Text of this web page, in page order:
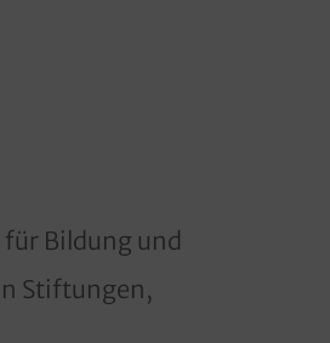
Bildung und
Stiftungen,